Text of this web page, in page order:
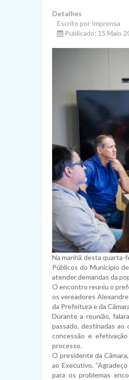
Detalhes
Escrito por Imprensa
Publicado: 15 Maio
Na manhã desta quarta-
Públicos do Município
atender demandas da
O encontro reuniu o
os vereadores
da Prefeitura e da
Durante a reunião,
passado, destinadas
concessão e
processo.
O presidente da
ao Executivo.
para os problemas